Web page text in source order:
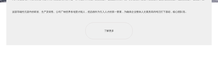
波器等磁性元器件的研发、生产及销售。公司广纳世界各地贤才能人，把品德作为引入人才的第一要素，为确保企业整体人文素质高尚纯洁打下基础，核心团队现...
了解更多